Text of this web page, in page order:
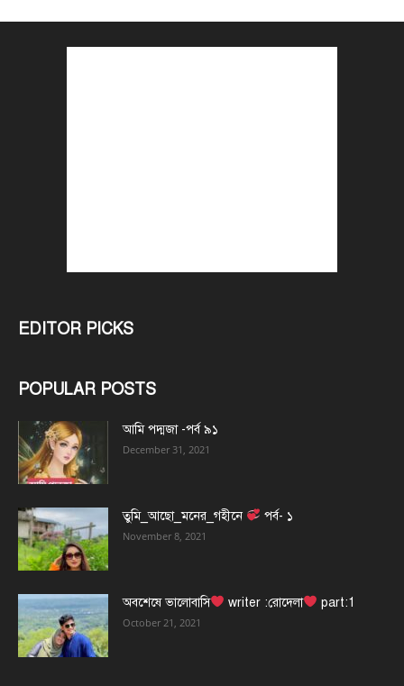
EDITOR PICKS
POPULAR POSTS
আমি পদ্মজা -পর্ব ৯১
December 31, 2021
তুমি_আছো_মনের_গহীনে পর্ব- ১
November 8, 2021
অবশেষে ভালোবাসি writer :রোদেলা part:1
October 21, 2021